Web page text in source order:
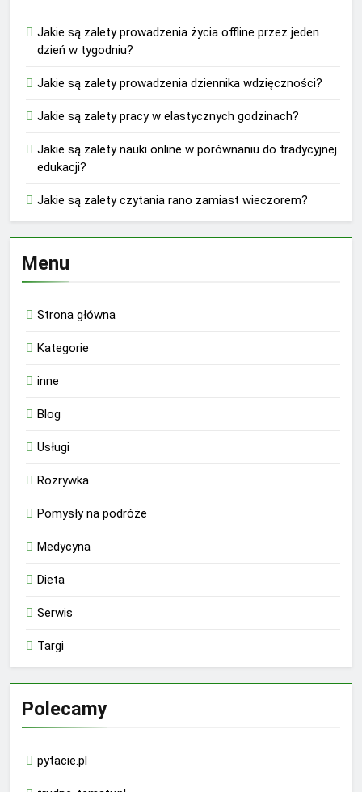
Jakie są zalety prowadzenia życia offline przez jeden
dzień w tygodniu?
Jakie są zalety prowadzenia dziennika wdzięczności?
Jakie są zalety pracy w elastycznych godzinach?
Jakie są zalety nauki online w porównaniu do tradycyjnej
edukacji?
Jakie są zalety czytania rano zamiast wieczorem?
Menu
Strona główna
Kategorie
inne
Blog
Usługi
Rozrywka
Pomysły na podróże
Medycyna
Dieta
Serwis
Targi
Polecamy
pytacie.pl